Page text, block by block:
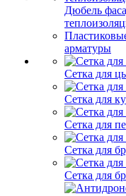
Дюбель
арматуры
Сетка для
Сетка для
Сетка для
Сетка для
Сетка для